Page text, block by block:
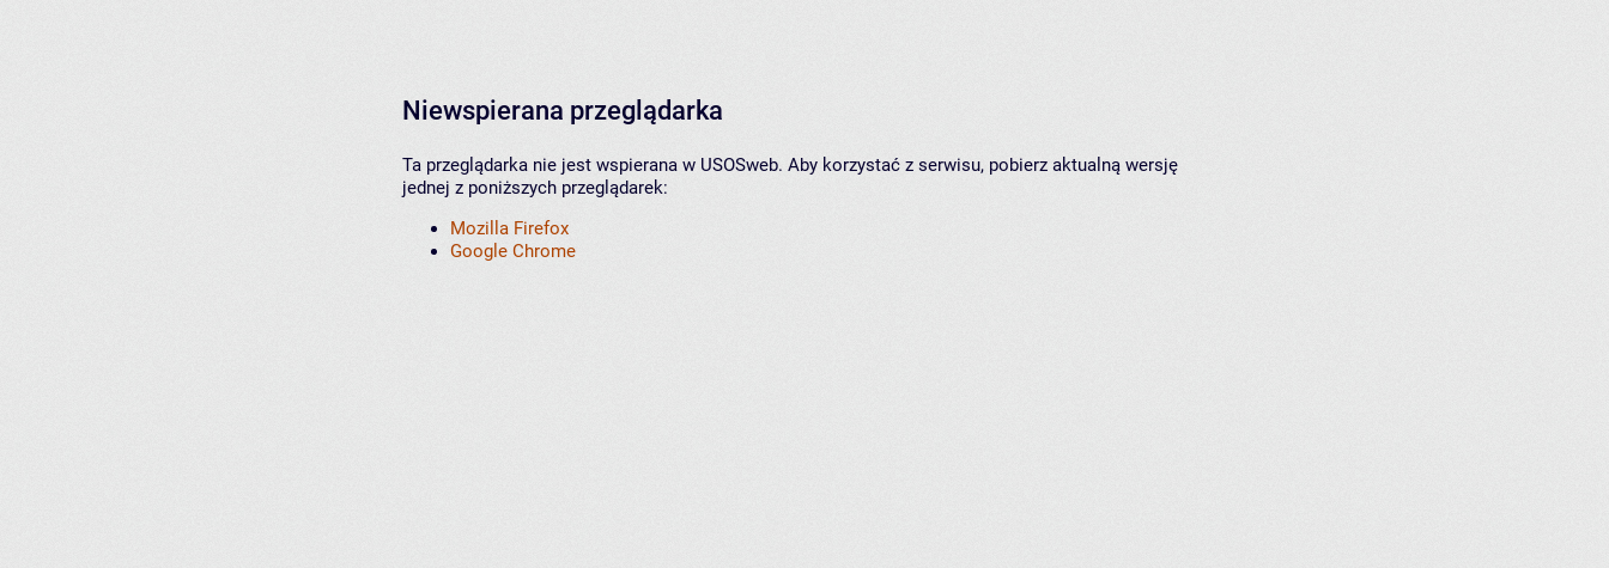
Niewspierana przeglądarka
Ta przeglądarka nie jest wspierana w USOSweb. Aby korzystać z serwisu, pobierz aktualną wersję
jednej z poniższych przeglądarek:
Mozilla Firefox
Google Chrome